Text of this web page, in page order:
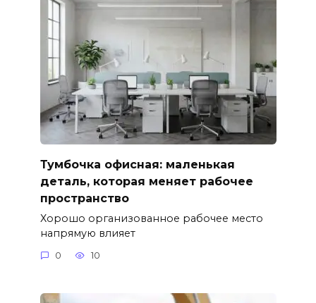
Тумбочка офисная: маленькая
деталь, которая меняет рабочее
пространство
Хорошо организованное рабочее место
напрямую влияет
0 10